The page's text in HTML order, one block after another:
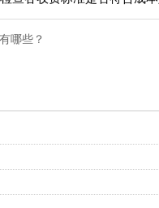
哪些？